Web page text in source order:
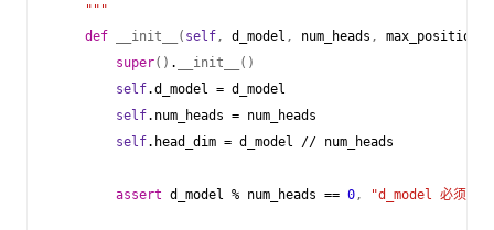
    """
def
__init__ ( self, d_model , num_heads , max_positions
super() . __init__
()
self.d_model = d_model
self. num_heads = num_heads
self. head_dim = d_model // num_heads
assert d_model % num_heads == 0, "d_model 必须能